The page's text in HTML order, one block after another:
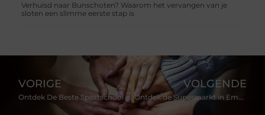
Verhuisd naar Bunschoten? Waarom het vervangen van je
sloten een slimme eerste stap is
VORIGE
Ontdek De Beste Sportschool in Westland voor Jouw Fitnessdoelen
VOLGENDE
Ontdek de Supermarkt in Emmen voor een Gezonde en Duurzame Levensstijl